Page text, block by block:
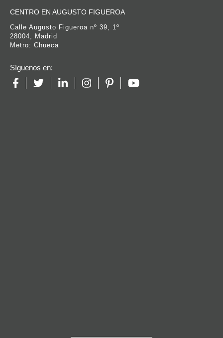
CENTRO EN AUGUSTO FIGUEROA
Calle Augusto Figueroa nº 39, 1º
28004, Madrid
Metro: Chueca
Síguenos en: